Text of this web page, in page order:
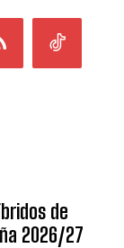
de
2026/27